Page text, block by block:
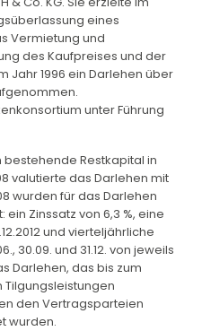
eines
Vermietung und
des Kaufpreises und der
Jahr 1996 ein Darlehen über
unter Führung
bestehende Restkapital in
valutierte das Darlehen mit
wurden für das Darlehen
Zinssatz von 6,3 %, eine
und vierteljährliche
30.09. und 31.12. von jeweils
Darlehen, das bis zum
Tilgungsleistungen
den Vertragsparteien
wurden.